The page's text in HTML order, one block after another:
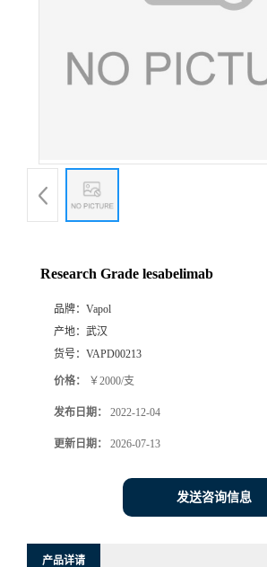
Research Grade lesabelimab
品牌： Vapol
产地： 武汉
货号： VAPD00213
价格： ￥2000/支
发布日期： 2022-12-04
更新日期： 2026-07-13
发送咨询信息
产品详请